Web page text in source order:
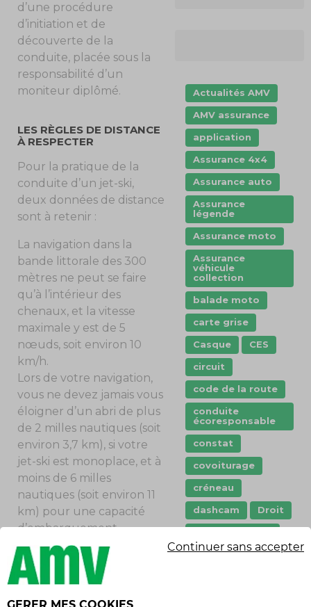
d’une procédure
d’initiation et de
découverte de la
conduite, placée sous la
responsabilité d’un
moniteur diplômé.
LES RÈGLES DE DISTANCE
À RESPECTER
Pour la pratique de la
conduite d’un jet-ski,
deux données de distance
sont à retenir :
La navigation dans la
bande littorale des 300
mètres ne peut se faire
qu’à l’intérieur des
chenaux, et la vitesse
maximale y est de 5
nœuds, soit environ 10
km/h.
Lors de votre navigation,
vous ne devez jamais vous
éloigner d’un abri de plus
de 2 milles nautiques (soit
environ 3,7 km), si votre
jet-ski est monoplace, et à
moins de 6 milles
nautiques (soit environ 11
km) pour une capacité
d’embarquement
supérieur.
Cela peut paraître
évident, mais il est
Actualités AMV
AMV assurance
application
Assurance 4x4
Assurance auto
Assurance
légende
Assurance moto
Assurance
véhicule
collection
balade moto
carte grise
Casque
CES
circuit
code de la route
conduite
écoresponsable
constat
covoiturage
créneau
dashcam
Droit
Garanties
Continuer sans accepter